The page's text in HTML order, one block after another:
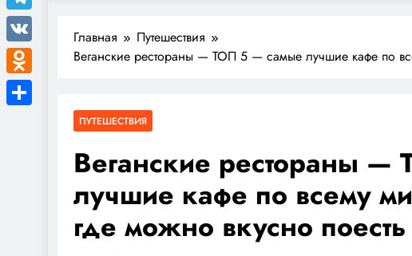
Главная
Путешествия
Веганские рестораны — ТОП 5 — самые лучшие кафе по
ПУТЕШЕСТВИЯ
Веганские рестораны
лучшие кафе по всему
где можно вкусно поесть
Telegram
VK
Odnoklassniki